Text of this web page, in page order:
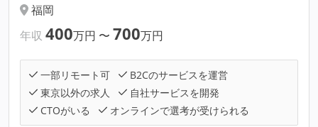
福岡
年収 400万円 〜 700万円
一部リモート可
B2Cのサービスを運営
東京以外の求人
自社サービスを開発
CTOがいる
オンラインで選考が受けられる